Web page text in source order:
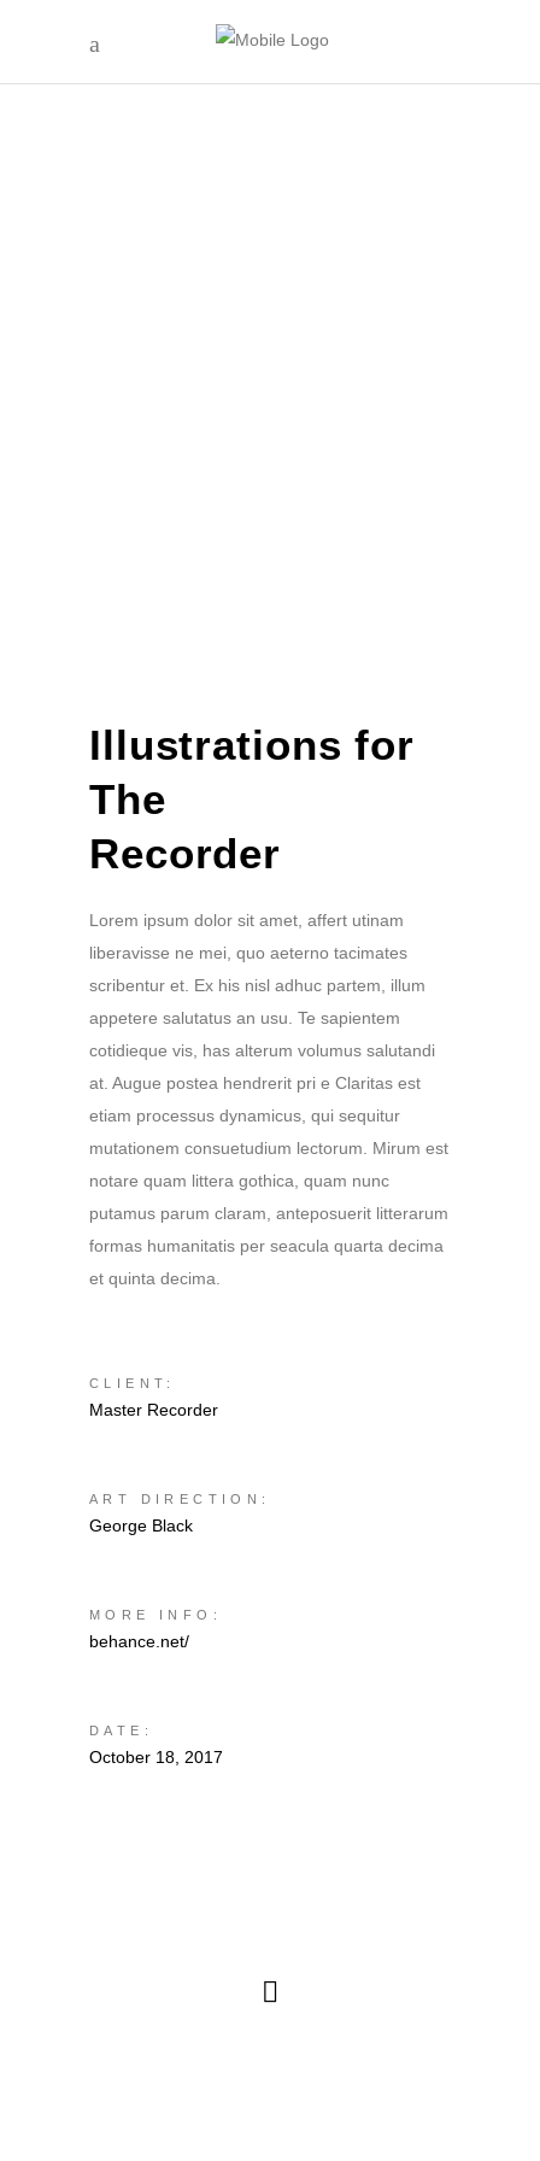
Illustrations for
The
Recorder
Lorem ipsum dolor sit amet, affert utinam
liberavisse ne mei, quo aeterno tacimates
scribentur et. Ex his nisl adhuc partem, illum
appetere salutatus an usu. Te sapientem
cotidieque vis, has alterum volumus salutandi
at. Augue postea hendrerit pri e Claritas est
etiam processus dynamicus, qui sequitur
mutationem consuetudium lectorum. Mirum est
notare quam littera gothica, quam nunc
putamus parum claram, anteposuerit litterarum
formas humanitatis per seacula quarta decima
et quinta decima.
CLIENT:
Master Recorder
ART DIRECTION:
George Black
MORE INFO:
behance.net/
DATE:
October 18, 2017